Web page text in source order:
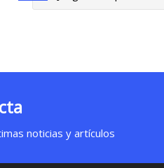
noticias y artículos